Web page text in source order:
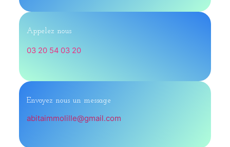
Appelez nous
03 20 54 03 20
Envoyez nous un message
abitaimmolille@gmail.com